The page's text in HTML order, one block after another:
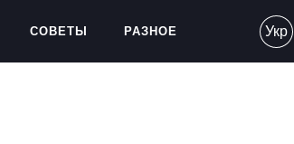
СОВЕТЫ РАЗНОЕ Укр